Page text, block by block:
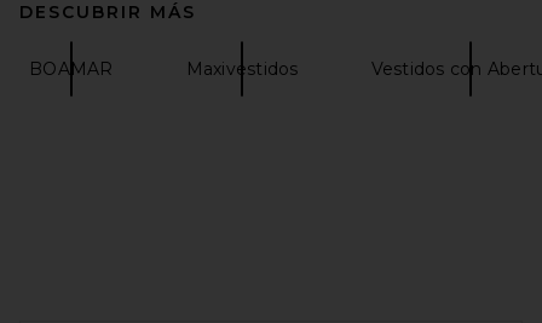
DESCUBRIR MÁS
BOAMAR Maxivestidos Vestidos con